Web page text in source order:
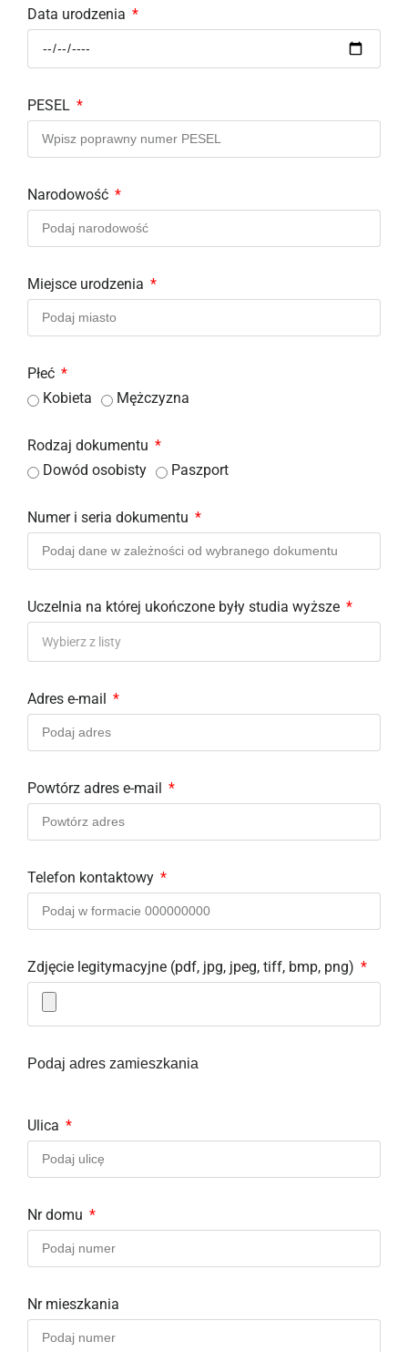
Data urodzenia
PESEL
Narodowość
Miejsce urodzenia
Płeć
Kobieta
Mężczyzna
Rodzaj dokumentu
Dowód osobisty
Paszport
Numer i seria dokumentu
Uczelnia na której ukończone były studia wyższe
Wybierz z listy
Adres e-mail
Powtórz adres e-mail
Telefon kontaktowy
Zdjęcie legitymacyjne (pdf, jpg, jpeg, tiff, bmp, png)
Podaj adres zamieszkania
Ulica
Nr domu
Nr mieszkania